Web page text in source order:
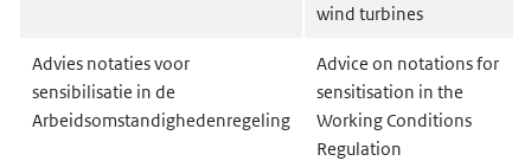
wind turbines
Advies notaties voor
sensibilisatie in de
Arbeidsomstandighedenregeling
Advice on notations for
sensitisation in the
Working Conditions
Regulation